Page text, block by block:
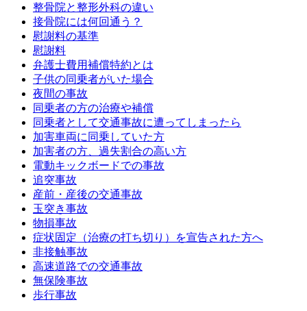
整骨院と整形外科の違い
接骨院には何回通う？
慰謝料の基準
慰謝料
弁護士費用補償特約とは
子供の同乗者がいた場合
夜間の事故
同乗者の方の治療や補償
同乗者として交通事故に遭ってしまったら
加害車両に同乗していた方
加害者の方、過失割合の高い方
電動キックボードでの事故
追突事故
産前・産後の交通事故
玉突き事故
物損事故
症状固定（治療の打ち切り）を宣告された方へ
非接触事故
高速道路での交通事故
無保険事故
歩行事故